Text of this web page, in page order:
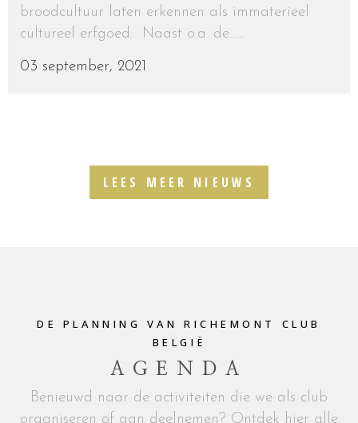
broodcultuur laten erkennen als immaterieel
cultureel erfgoed. Naast o.a. de......
03 september, 2021
LEES MEER NIEUWS
DE PLANNING VAN RICHEMONT CLUB
BELGIË
AGENDA
Benieuwd naar de activiteiten die we als club
organiseren of aan deelnemen? Ontdek hier alle